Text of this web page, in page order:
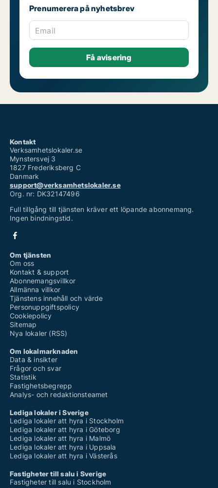
Prenumerera på nyhetsbrev
Email
Kontakt
Verksamhetslokaler.se
Mynstersvej 3
1827 Frederiksberg C
Danmark
support@verksamhetslokaler.se
Org. nr: DK32147496
Full tillgång till tjänsten kräver ett löpande abonnemang.
Ingen bindningstid.
Om tjänsten
Om oss
Kontakt & support
Abonnemangsvillkor
Allmänna villkor
Tjänstens innehåll och värde
Personuppgiftspolicy
Cookiepolicy
Sitemap
Nya lokaler (RSS)
Om lokalmarknaden
Data & insikter
Frågor och svar
Statistik
Fastighetsbegrepp
Analys- och redaktionsteamet
Lediga lokaler i Sverige
Lediga lokaler att hyra i Stockholm
Lediga lokaler att hyra i Göteborg
Lediga lokaler att hyra i Malmö
Lediga lokaler att hyra i Uppsala
Lediga lokaler att hyra i Västerås
Fastigheter till salu i Sverige
Fastigheter till salu i Stockholm